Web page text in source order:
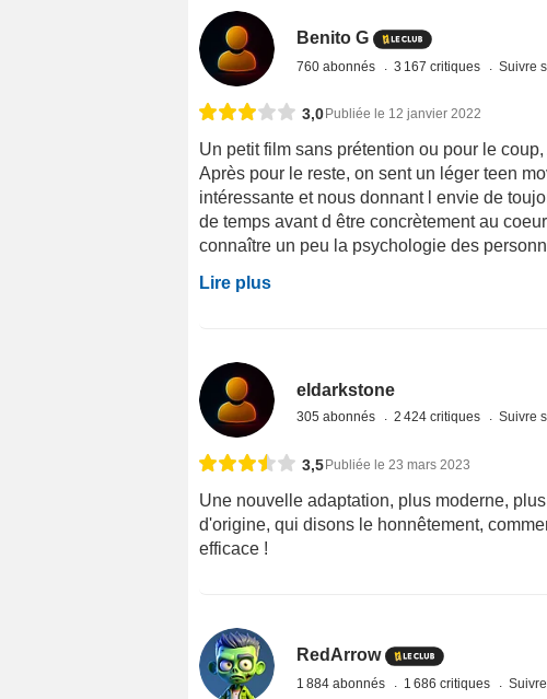
Benito G
760 abonnés 3 167 critiques Suivre
3,0Publiée le 12 janvier 2022
Un petit film sans prétention ou pour le
Après pour le reste, on sent un léger teen
intéressante et nous donnant l envie de
de temps avant d être concrètement au
connaître un peu la psychologie des
Lire plus
eldarkstone
305 abonnés 2 424 critiques Suivre
3,5Publiée le 23 mars 2023
Une nouvelle adaptation, plus moderne,
d'origine, qui disons le honnêtement,
efficace !
RedArrow
1 884 abonnés 1 686 critiques